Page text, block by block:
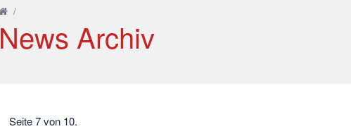
/
News Archiv
Seite 7 von 10.